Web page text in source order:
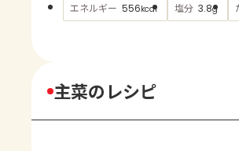
エネルギー 556kcal 塩分 3.8g
主菜のレシピ